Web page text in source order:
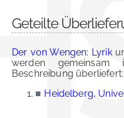
Geteilte
Der von Wengen: Lyrik
werden
Beschreibung überliefert:
■ Heidelberg,